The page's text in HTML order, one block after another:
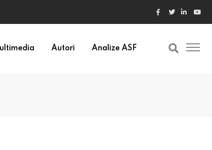
au valori cu 30% mai mari
Autori Analize ASF